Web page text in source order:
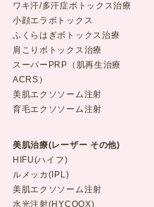
ワキ汗/多汗症ボトックス治療
小顔エラボトックス
ふくらはぎボトックス治療
肩こりボトックス治療
スーパーPRP（肌再生治療
ACRS）
美肌エクソソーム注射
育毛エクソソーム注射
美肌治療(レーザー その他)
HIFU(ハイフ)
ルメッカ(IPL)
美肌エクソソーム注射
水光注射(HYCOOX)